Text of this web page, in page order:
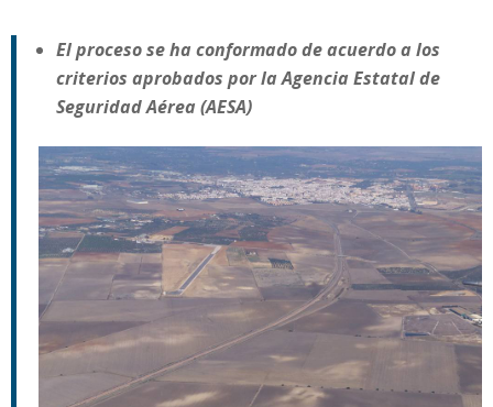
El proceso se ha conformado de acuerdo a los
criterios aprobados por la Agencia Estatal de
Seguridad Aérea (AESA)